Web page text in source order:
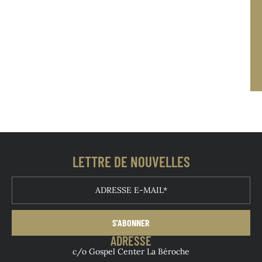
LETTRE DE NOUVELLES
S'ABONNER
ADRESSE
c/o Gospel Center La Béroche